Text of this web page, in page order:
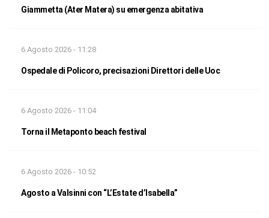
Giammetta (Ater Matera) su emergenza abitativa
6 Agosto 2026 - 11:28
Ospedale di Policoro, precisazioni Direttori delle Uoc
6 Agosto 2026 - 11:04
Torna il Metaponto beach festival
6 Agosto 2026 - 10:52
Agosto a Valsinni con “L’Estate d’Isabella”